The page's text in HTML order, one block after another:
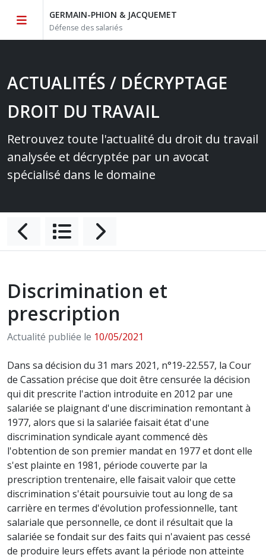
GERMAIN-PHION & JACQUEMET
Défense des salariés
ACTUALITÉS / DÉCRYPTAGE
DROIT DU TRAVAIL
Retrouvez toute l'actualité du droit du travail
analysée et décryptée par un avocat
spécialisé dans le domaine
Discrimination et
prescription
Actualité publiée le 10/05/2021
Dans sa décision du 31 mars 2021, n°19-22.557, la Cour
de Cassation précise que doit être censurée la décision
qui dit prescrite l'action introduite en 2012 par une
salariée se plaignant d'une discrimination remontant à
1977, alors que si la salariée faisait état d'une
discrimination syndicale ayant commencé dès
l'obtention de son premier mandat en 1977 et dont elle
s'est plainte en 1981, période couverte par la
prescription trentenaire, elle faisait valoir que cette
discrimination s'était poursuivie tout au long de sa
carrière en termes d'évolution professionnelle, tant
salariale que personnelle, ce dont il résultait que la
salariée se fondait sur des faits qui n'avaient pas cessé
de produire leurs effets avant la période non atteinte